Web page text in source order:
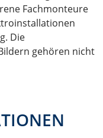
Fachmonteure
Die
gehören nicht